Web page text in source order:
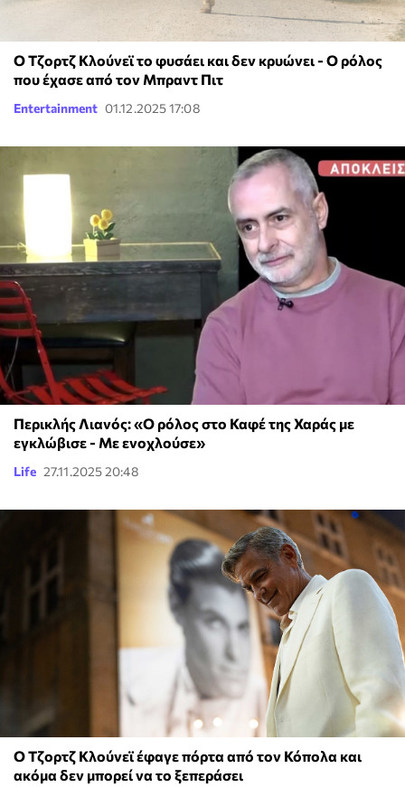
Ο Τζορτζ Κλούνεϊ το φυσάει και δεν κρυώνει - Ο ρόλος
που έχασε από τον Μπραντ Πιτ
Entertainment 01.12.2025 17:08
Περικλής Λιανός: «Ο ρόλος στο Καφέ της Χαράς με
εγκλώβισε - Με ενοχλούσε»
Life 27.11.2025 20:48
Ο Τζορτζ Κλούνεϊ έφαγε πόρτα από τον Κόπολα και
ακόμα δεν μπορεί να το ξεπεράσει